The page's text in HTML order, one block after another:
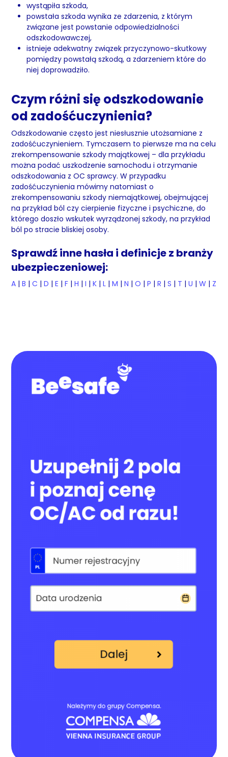
wystąpiła szkoda,
powstała szkoda wynika ze zdarzenia, z którym
związane jest powstanie odpowiedzialności
odszkodowawczej,
istnieje adekwatny związek przyczynowo-skutkowy
pomiędzy powstałą szkodą, a zdarzeniem które do
niej doprowadziło.
Czym różni się odszkodowanie
od zadośćuczynienia?
Odszkodowanie często jest niesłusznie utożsamiane z
zadośćuczynieniem. Tymczasem to pierwsze ma na celu
zrekompensowanie szkody majątkowej – dla przykładu
można podać uszkodzenie samochodu i otrzymanie
odszkodowania z OC sprawcy. W przypadku
zadośćuczynienia mówimy natomiast o
zrekompensowaniu szkody niemajątkowej, obejmującej
na przykład ból czy cierpienie fizyczne i psychiczne, do
którego doszło wskutek wyrządzonej szkody, na przykład
ból po stracie bliskiej osoby.
Sprawdź inne hasła i definicje z branży
ubezpieczeniowej:
A |B |C |D |E |F |H |I |K |L |M |N |O |P |R |S | T |U |W | Z